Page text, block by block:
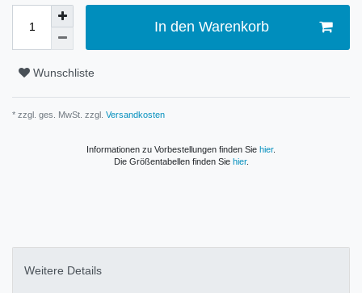
In den Warenkorb
Wunschliste
* zzgl. ges. MwSt. zzgl. Versandkosten
Informationen zu Vorbestellungen finden Sie hier.
Die Größentabellen finden Sie hier.
Weitere Details